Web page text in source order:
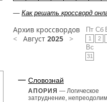
— Как решать кроссворд
Архив кроссвордов
< Август 2025 >
Пт
1
Сб
2
Вс
31
Словознай
АПОРИЯ — Логическое
затруднение,